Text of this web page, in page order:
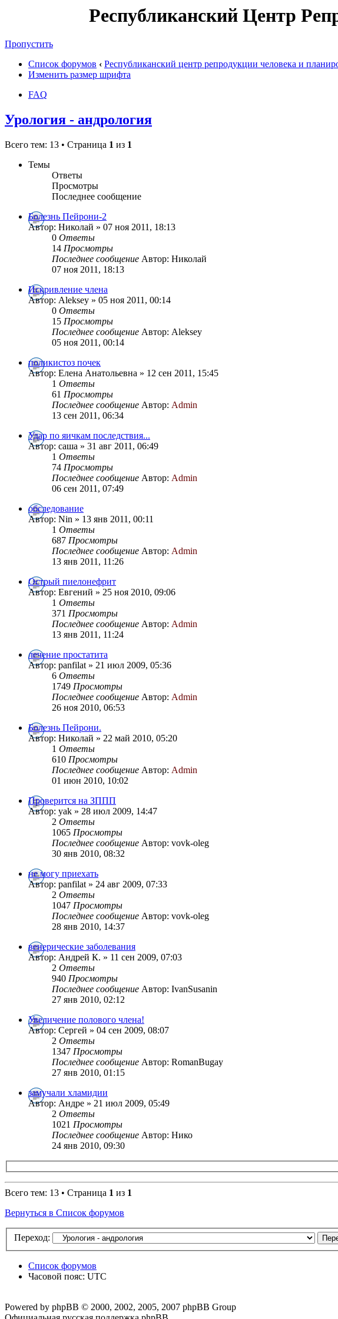
Республиканский Центр
Пропустить
Список форумов ‹ Республиканский центр репродукции человека и
Изменить размер шрифта
FAQ
Урология - андрология
Всего тем: 13 • Страница 1 из 1
Темы
Ответы
Просмотры
Последнее сообщение
Болезнь Пейрони-2
Автор: Николай » 07 ноя 2011, 18:13
0 Ответы
14 Просмотры
Последнее сообщение Автор: Николай
07 ноя 2011, 18:13
Искривление члена
Автор: Aleksey » 05 ноя 2011, 00:14
0 Ответы
15 Просмотры
Последнее сообщение Автор: Aleksey
05 ноя 2011, 00:14
поликистоз почек
Автор: Елена Анатольевна » 12 сен 2011, 15:45
1 Ответы
61 Просмотры
Последнее сообщение Автор: Admin
13 сен 2011, 06:34
Удар по яичкам последствия...
Автор: саша » 31 авг 2011, 06:49
1 Ответы
74 Просмотры
Последнее сообщение Автор: Admin
06 сен 2011, 07:49
обследование
Автор: Nin » 13 янв 2011, 00:11
1 Ответы
687 Просмотры
Последнее сообщение Автор: Admin
13 янв 2011, 11:26
Острый пиелонефрит
Автор: Евгений » 25 ноя 2010, 09:06
1 Ответы
371 Просмотры
Последнее сообщение Автор: Admin
13 янв 2011, 11:24
лечение простатита
Автор: panfilat » 21 июл 2009, 05:36
6 Ответы
1749 Просмотры
Последнее сообщение Автор: Admin
26 ноя 2010, 06:53
Болезнь Пейрони.
Автор: Николай » 22 май 2010, 05:20
1 Ответы
610 Просмотры
Последнее сообщение Автор: Admin
01 июн 2010, 10:02
Проверится на ЗППП
Автор: yak » 28 июл 2009, 14:47
2 Ответы
1065 Просмотры
Последнее сообщение Автор: vovk-oleg
30 янв 2010, 08:32
не могу приехать
Автор: panfilat » 24 авг 2009, 07:33
2 Ответы
1047 Просмотры
Последнее сообщение Автор: vovk-oleg
28 янв 2010, 14:37
венерические заболевания
Автор: Андрей К. » 11 сен 2009, 07:03
2 Ответы
940 Просмотры
Последнее сообщение Автор: IvanSusanin
27 янв 2010, 02:12
Увеличение полового члена!
Автор: Сергей » 04 сен 2009, 08:07
2 Ответы
1347 Просмотры
Последнее сообщение Автор: RomanBugay
27 янв 2010, 01:15
замучали хламидии
Автор: Андре » 21 июл 2009, 05:49
2 Ответы
1021 Просмотры
Последнее сообщение Автор: Нико
24 янв 2010, 09:30
Всего тем: 13 • Страница 1 из 1
Вернуться в Список форумов
Переход:
Список форумов
Часовой пояс: UTC
Powered by phpBB © 2000, 2002, 2005, 2007 phpBB Group